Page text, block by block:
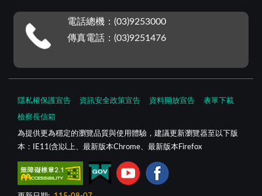
電話總機：(03)9253000
傳真電話：(03)9251476
隱私權保護宣告 資訊安全政策宣告 資料開放宣告 表單下載
檢察長信箱
為提供更為穩定的瀏覽品質與使用體驗，建議更新瀏覽器至以下版
本：IE11(含)以上、最新版本Chrome、最新版本Firefox